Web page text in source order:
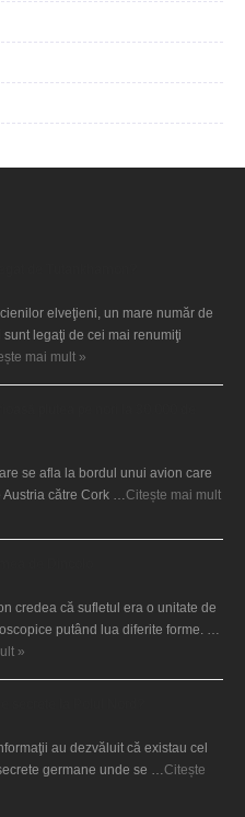
elveţieni, un mare număr de
legaţi de cei mai renumiţi
mai mult »
se afla la bordul unui avion care
Austria către Cork …Citește mai mult
credea că sufletul era o unitate de
putând lua diferite forme. …
»
au dezvăluit că existau cel
germane unde se …Citește